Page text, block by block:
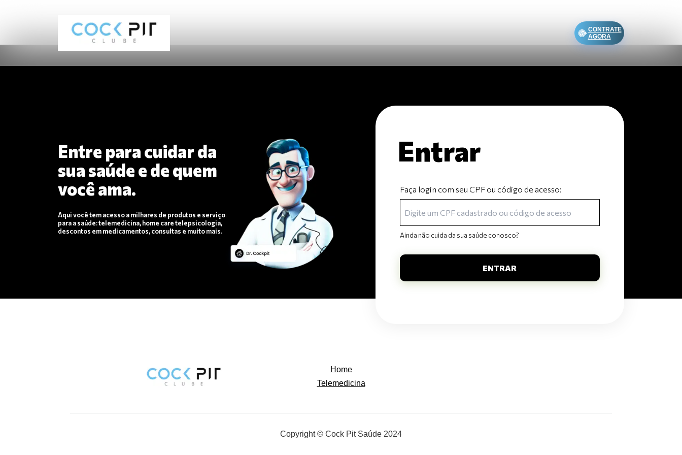
CONTRATE
AGORA
Entre para cuidar da
sua saúde e de quem
você ama.
Aqui você tem acesso a milhares de produtos e serviços
para a saúde: telemedicina, home care telepsicologia,
descontos em medicamentos, consultas e muito mais.
Entrar
Faça login com seu CPF ou código de acesso:
Ainda não cuida da sua saúde conosco?
ENTRAR
Home
Telemedicina
Copyright © Cock Pit Saúde 2024